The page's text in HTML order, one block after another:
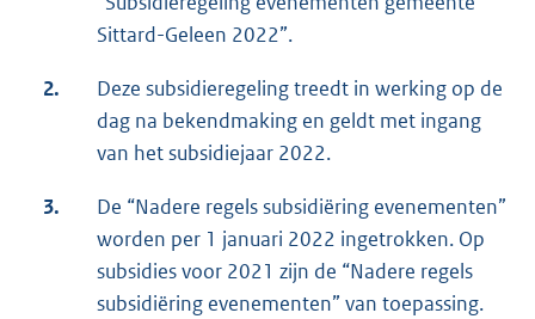
Sittard-Geleen 2022”.
2.
Deze subsidieregeling treedt in werking op de
dag na bekendmaking en geldt met ingang
van het subsidiejaar 2022.
3.
De “Nadere regels subsidiëring evenementen”
worden per 1 januari 2022 ingetrokken. Op
subsidies voor 2021 zijn de “Nadere regels
subsidiëring evenementen” van toepassing.